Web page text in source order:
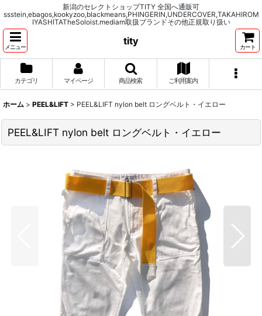
新潟のセレクトショップTITY 全国へ通販可
ssstein,ebagos,kookyzoo,blackmeans,PHINGERIN,UNDERCOVER,TAKAHIROM
IYASHITATheSoloist.mediam取扱ブランドその他正規取り扱い
メニュー
tity
カート
カテゴリ マイページ 商品検索 ご利用案内
ホーム > PEEL&LIFT > PEEL&LIFT nylon belt ロングベルト・イエロー
PEEL&LIFT nylon belt ロングベルト・イエロー